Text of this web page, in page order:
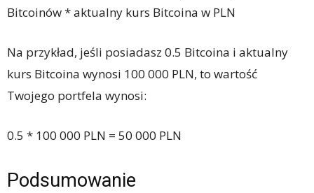
Bitcoinów * aktualny kurs Bitcoina w PLN
Na przykład, jeśli posiadasz 0.5 Bitcoina i aktualny
kurs Bitcoina wynosi 100 000 PLN, to wartość
Twojego portfela wynosi:
0.5 * 100 000 PLN = 50 000 PLN
Podsumowanie